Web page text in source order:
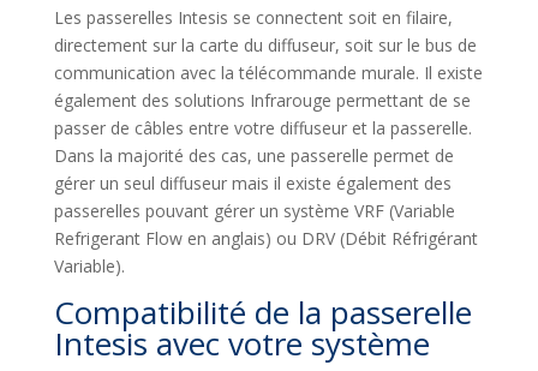
Les passerelles Intesis se connectent soit en filaire,
directement sur la carte du diffuseur, soit sur le bus de
communication avec la télécommande murale. Il existe
également des solutions Infrarouge permettant de se
passer de câbles entre votre diffuseur et la passerelle.
Dans la majorité des cas, une passerelle permet de
gérer un seul diffuseur mais il existe également des
passerelles pouvant gérer un système VRF (Variable
Refrigerant Flow en anglais) ou DRV (Débit Réfrigérant
Variable).
Compatibilité de la passerelle
Intesis avec votre système